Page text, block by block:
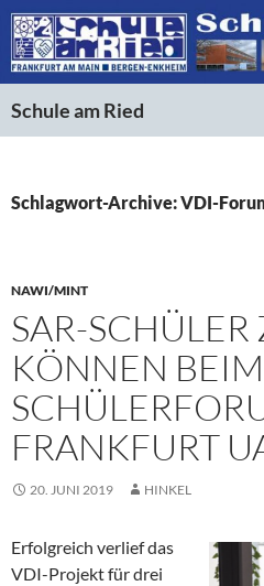
Schule am Ried
Schlagwort-Archive: VDI-
NAWI/MINT
SAR-
KÖNNEN
FRANKFURT
20. JUNI 2019 HINKEL
Erfolgreich verlief das
VDI-Projekt für drei